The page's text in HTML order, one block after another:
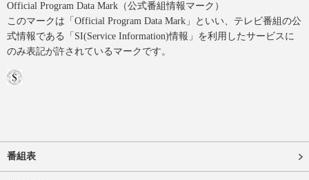
Official Program Data Mark（公式番組情報マーク）
このマークは「Official Program Data Mark」といい、テレビ番組の公
式情報である「SI(Service Information)情報」を利用したサービスに
のみ表記が許されているマークです。
番組表